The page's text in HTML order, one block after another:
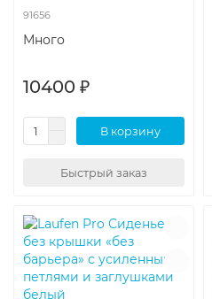
91656
Много
10400 ₽
В корзину
Быстрый заказ